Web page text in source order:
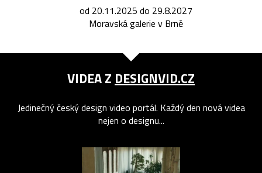
od 20.11.2025 do 29.8.2027
Moravská galerie v Brně
VIDEA Z DESIGNVID.CZ
Jedinečný český design video portál. Každý den nová videa
nejen o designu...